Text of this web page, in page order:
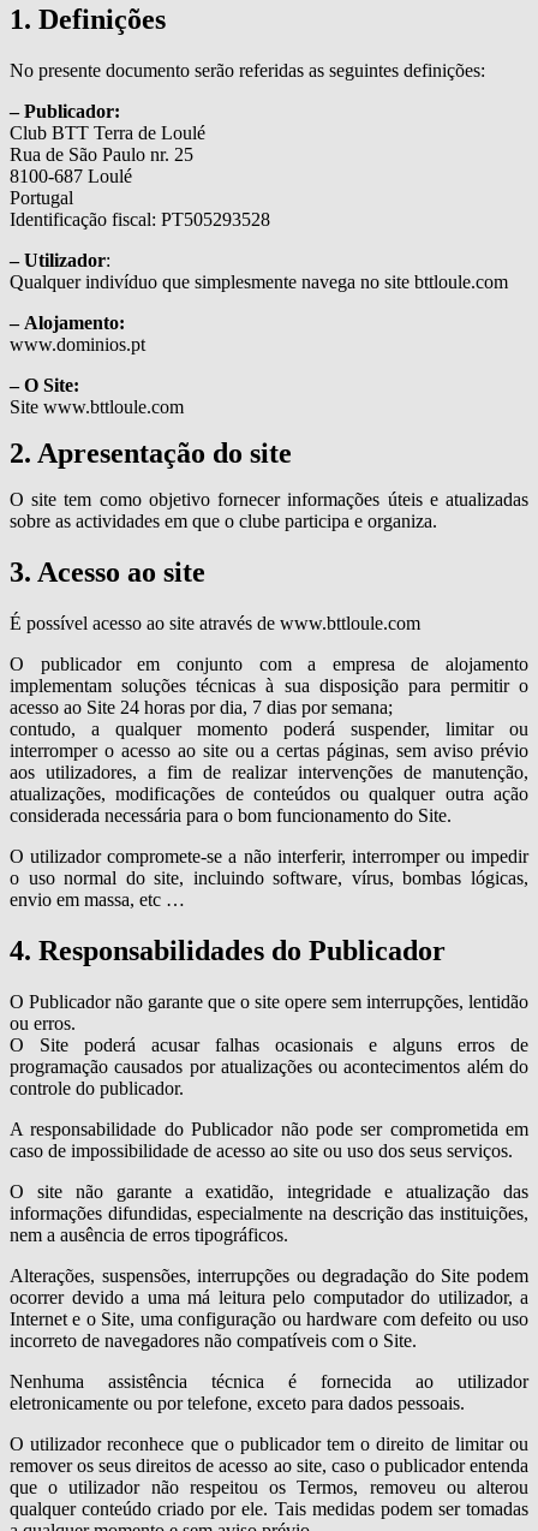
1. Definições
No presente documento serão referidas as seguintes definições:
– Publicador:
Club BTT Terra de Loulé
Rua de São Paulo nr. 25
8100-687 Loulé
Portugal
Identificação fiscal: PT505293528
– Utilizador:
Qualquer indivíduo que simplesmente navega no site bttloule.com
– Alojamento:
www.dominios.pt
– O Site:
Site www.bttloule.com
2. Apresentação do site
O site tem como objetivo fornecer informações úteis e atualizadas
sobre as actividades em que o clube participa e organiza.
3. Acesso ao site
É possível acesso ao site através de www.bttloule.com
O publicador em conjunto com a empresa de alojamento
implementam soluções técnicas à sua disposição para permitir o
acesso ao Site 24 horas por dia, 7 dias por semana;
contudo, a qualquer momento poderá suspender, limitar ou
interromper o acesso ao site ou a certas páginas, sem aviso prévio
aos utilizadores, a fim de realizar intervenções de manutenção,
atualizações, modificações de conteúdos ou qualquer outra ação
considerada necessária para o bom funcionamento do Site.
O utilizador compromete-se a não interferir, interromper ou impedir
o uso normal do site, incluindo software, vírus, bombas lógicas,
envio em massa, etc …
4. Responsabilidades do Publicador
O Publicador não garante que o site opere sem interrupções, lentidão
ou erros.
O Site poderá acusar falhas ocasionais e alguns erros de
programação causados por atualizações ou acontecimentos além do
controle do publicador.
A responsabilidade do Publicador não pode ser comprometida em
caso de impossibilidade de acesso ao site ou uso dos seus serviços.
O site não garante a exatidão, integridade e atualização das
informações difundidas, especialmente na descrição das instituições,
nem a ausência de erros tipográficos.
Alterações, suspensões, interrupções ou degradação do Site podem
ocorrer devido a uma má leitura pelo computador do utilizador, a
Internet e o Site, uma configuração ou hardware com defeito ou uso
incorreto de navegadores não compatíveis com o Site.
Nenhuma assistência técnica é fornecida ao utilizador
eletronicamente ou por telefone, exceto para dados pessoais.
O utilizador reconhece que o publicador tem o direito de limitar ou
remover os seus direitos de acesso ao site, caso o publicador entenda
que o utilizador não respeitou os Termos, removeu ou alterou
qualquer conteúdo criado por ele. Tais medidas podem ser tomadas